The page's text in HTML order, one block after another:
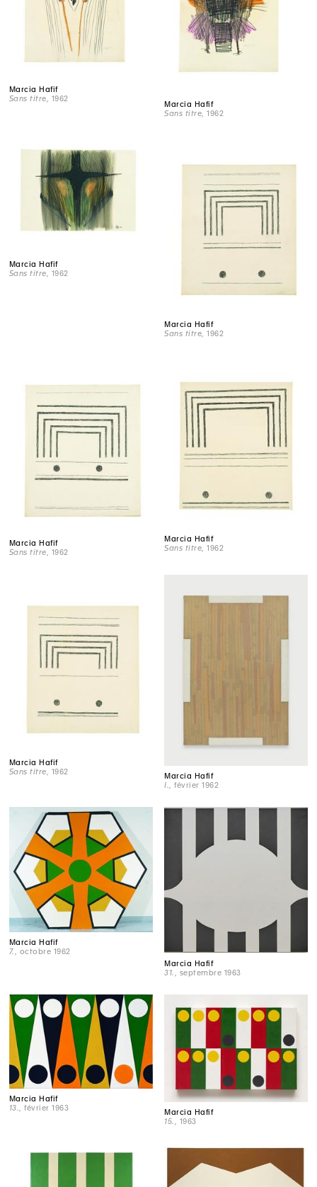
Marcia Hafif
Sans titre , 1962
Marcia Hafif
Sans titre , 1962
Marcia Hafif
Sans titre , 1962
Marcia Hafif
Sans titre, 1962
Marcia Hafif
Sans titre , 1962
Marcia Hafif
Sans titre , 1962
Marcia Hafif
Sans titre , 1962
Marcia Hafif
I.
, février 1962
Marcia Hafif
7.
, octobre 1962
Marcia Hafif
31.
, septembre 1963
Marcia Hafif
13.
, février 1963
Marcia Hafif
15.
, 1963